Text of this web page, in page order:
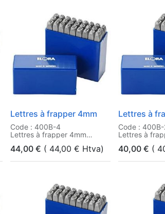
Lettres à frapper 4mm
Code : 400B-4
Lettres à frapper 4mm
44,00 € ( 44,00 € Htva)
Lettres à
Code :
Lettres à
40,00 € (